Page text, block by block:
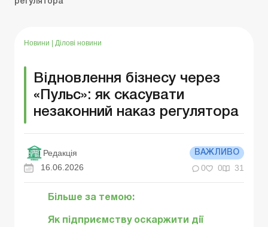
Новини Ділові новини
Відновлення бізнесу через
«Пульс»: як скасувати
незаконний наказ регулятора
Редакція ВАЖЛИВО
16.06.2026 0 0 31
Більше за темою:
Як підприємству оскаржити дії